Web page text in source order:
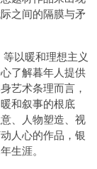
之间的隔膜与矛
以暖和理想主义
了解暮年人提供
艺术条理而言，
和叙事的根底
、人物塑造、视
人心的作品，银
生涯。